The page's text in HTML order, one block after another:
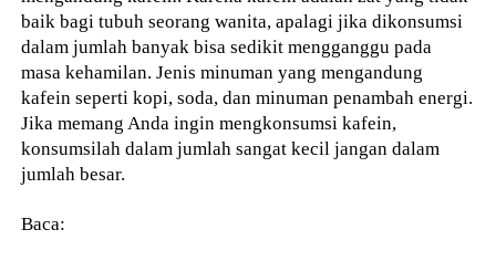
baik bagi tubuh seorang wanita, apalagi jika dikonsumsi
dalam jumlah banyak bisa sedikit mengganggu pada
masa kehamilan. Jenis minuman yang mengandung
kafein seperti kopi, soda, dan minuman penambah energi.
Jika memang Anda ingin mengkonsumsi kafein,
konsumsilah dalam jumlah sangat kecil jangan dalam
jumlah besar.
Baca: